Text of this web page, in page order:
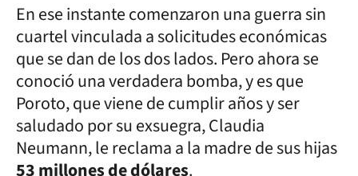
En ese instante comenzaron una guerra sin
cuartel vinculada a solicitudes económicas
que se dan de los dos lados. Pero ahora se
conoció una verdadera bomba, y es que
Poroto, que viene de cumplir años y ser
saludado por su exsuegra, Claudia
Neumann, le reclama a la madre de sus hijas
53 millones de dólares.